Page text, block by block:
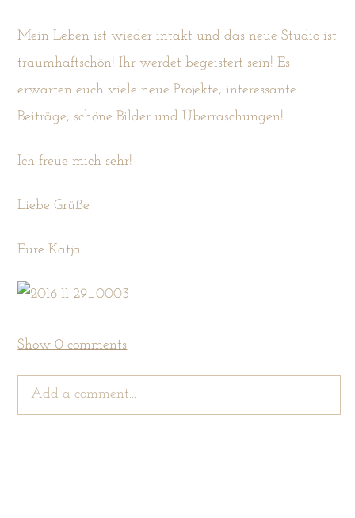
Mein Leben ist wieder intakt und das neue Studio ist
traumhaftschön! Ihr werdet begeistert sein! Es
erwarten euch viele neue Projekte, interessante
Beiträge, schöne Bilder und Überraschungen!
Ich freue mich sehr!
Liebe Grüße
Eure Katja
Show0 comments
Add a comment...